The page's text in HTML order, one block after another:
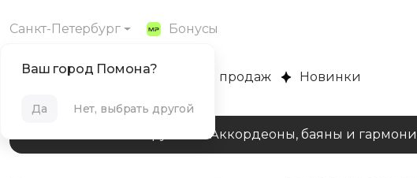
Санкт-Петербург Бонусы
Ваш город Помона?
Да Нет, выбрать другой
MUZPLANET Хиты продаж Новинки
Клавишные инструментыАккордеоны, баяны и гармони